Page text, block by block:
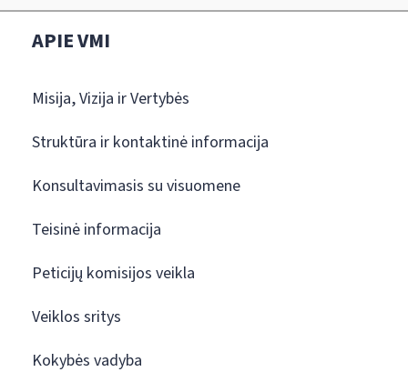
APIE VMI
Misija, Vizija ir Vertybės
Struktūra ir kontaktinė informacija
Konsultavimasis su visuomene
Teisinė informacija
Peticijų komisijos veikla
Veiklos sritys
Kokybės vadyba